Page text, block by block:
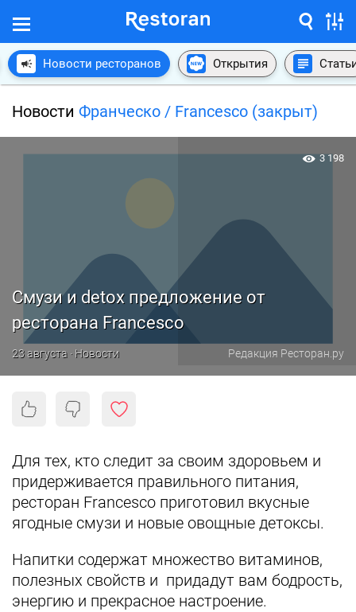
Новости ресторанов Открытия
Новости Франческо / Francesco (закрыт)
Смузи и detox предложение от
ресторана Francesco
23 августа · Новости Редакция Ресторан.ру
3 198
Для тех, кто следит за своим здоровьем и
придерживается правильного питания,
ресторан Francesco приготовил вкусные
ягодные смузи и новые овощные детоксы.
Напитки содержат множество витаминов,
полезных свойств и придадут вам бодрость,
энергию и прекрасное настроение.